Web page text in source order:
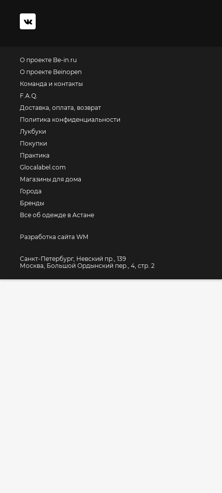
О проекте Be-in.ru
О проекте Beinopen
Команда и контакты
F.A.Q.
Доставка, оплата, возврат
Политика конфиденциальности
Лукбуки
Покупки
Практика
Glocalabel.com
Магазины для дома
Города
Бренды
Все об одежде в Астане
Разработка сайта WM
Санкт-Петербург, Невский пр., 139
Москва, Большой Ордынский пер., 4, стр. 2